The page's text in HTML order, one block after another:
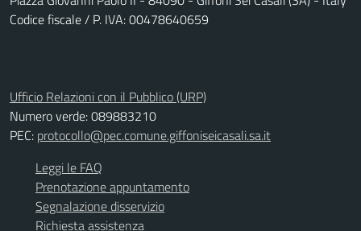
Codice fiscale / P. IVA: 00478640659
Ufficio Relazioni con il Pubblico (URP)
Numero verde: 089883210
PEC: protocollo@pec.comune.giffoniseicasali.sa.it
Leggi le FAQ
Prenotazione appuntamento
Segnalazione disservizio
Richiesta assistenza